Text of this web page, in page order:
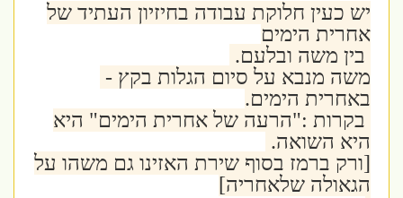
יש כעין חלוקת עבודה בחיזיון העתיד של
אחרית הימים
בין משה ובלעם.
משה מנבא על סיום הגלות בקץ -
באחרית הימים.
בקרות :"הרעה של אחרית הימים" היא
היא השואה.
[ורק ברמז בסוף שירת האזינו גם משהו על
הגאולה שלאחריה]